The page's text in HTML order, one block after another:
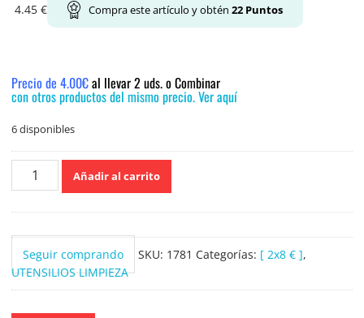
4.45 € Compra este artículo y obtén 22Puntos
Precio de 4.00€al llevar 2 uds. o Combinar
con otros productos del mismo precio. Ver aquí
6 disponibles
2
metros
cantidad
Añadir al carrito
Seguir comprando SKU: 1781 Categorías: [ 2x8 € ],
UTENSILIOS LIMPIEZA